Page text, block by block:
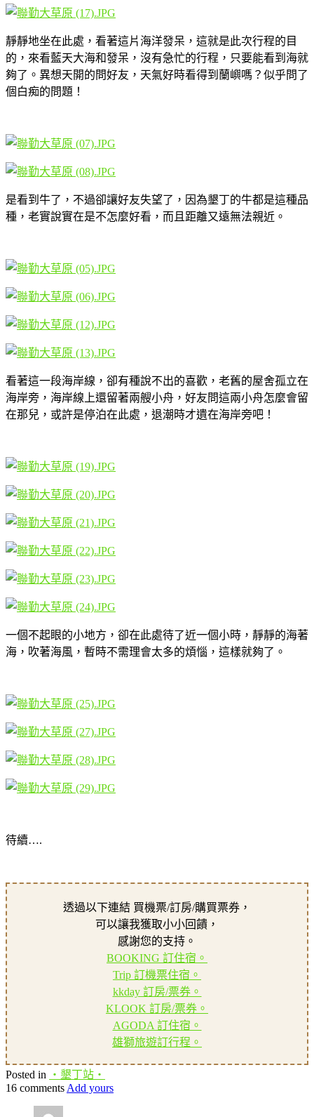
靜靜地坐在此處，看著這片海洋發呆，這就是此次行程的目
的，來看藍天大海和發呆，沒有急忙的行程，只要能看到海就
夠了。異想天開的問好友，天氣好時看得到蘭嶼嗎？似乎問了
個白痴的問題！
是看到牛了，不過卻讓好友失望了，因為墾丁的牛都是這種品
種，老實說實在是不怎麼好看，而且距離又遠無法親近。
看著這一段海岸線，卻有種說不出的喜歡，老舊的屋舍孤立在
海岸旁，海岸線上還留著兩艘小舟，好友問這兩小舟怎麼會留
在那兒，或許是停泊在此處，退潮時才遺在海岸旁吧！
一個不起眼的小地方，卻在此處待了近一個小時，靜靜的海著
海，吹著海風，暫時不需理會太多的煩惱，這樣就夠了。
待續….
透過以下連結 買機票/訂房/購買票券，
可以讓我獲取小小回饋，
感謝您的支持。
BOOKING 訂住宿。
Trip 訂機票住宿。
kkday 訂房/票券。
KLOOK 訂房/票券。
AGODA 訂住宿。
雄獅旅遊訂行程。
Posted in
‧墾丁站‧
16 comments Add yours